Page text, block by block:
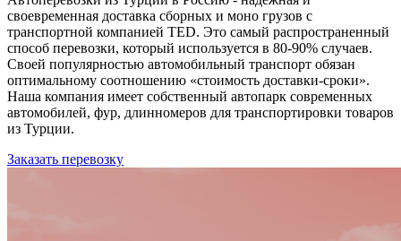
своевременная доставка сборных и моно грузов с
транспортной компанией TED. Это самый распространенный
способ перевозки, который используется в 80-90% случаев.
Своей популярностью автомобильный транспорт обязан
оптимальному соотношению «стоимость доставки-сроки».
Наша компания имеет собственный автопарк современных
автомобилей, фур, длинномеров для транспортировки товаров
из Турции.
Заказать перевозку